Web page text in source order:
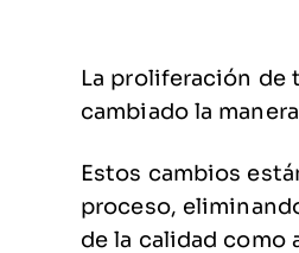
La proliferación de
cambiado la
Estos cambios
proceso,
de la calidad como